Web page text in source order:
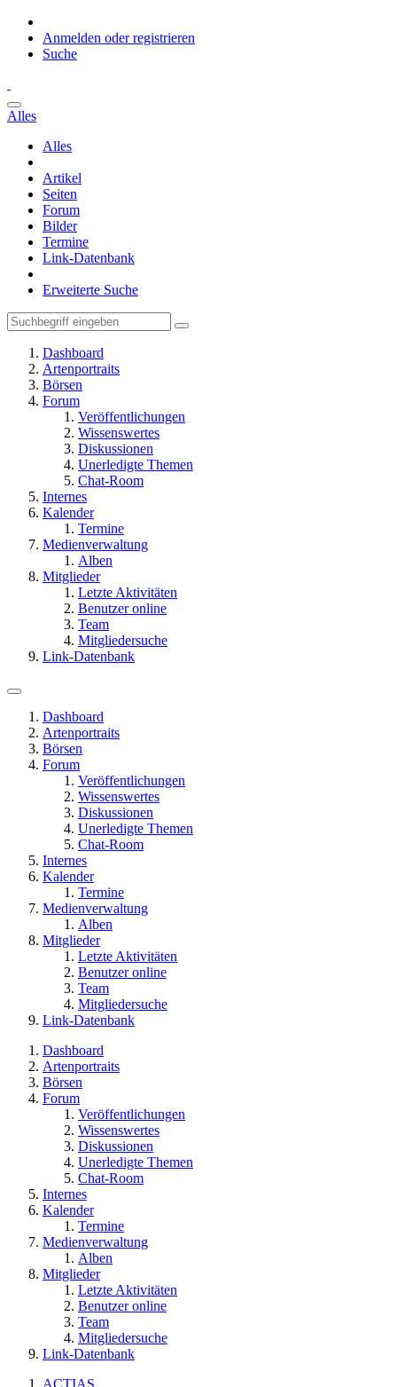
Anmelden oder registrieren
Suche
Alles
Alles
Artikel
Seiten
Forum
Bilder
Termine
Link-Datenbank
Erweiterte Suche
Dashboard
Artenportraits
Börsen
Forum
Veröffentlichungen
Wissenswertes
Diskussionen
Unerledigte Themen
Chat-Room
Internes
Kalender
Termine
Medienverwaltung
Alben
Mitglieder
Letzte Aktivitäten
Benutzer online
Team
Mitgliedersuche
Link-Datenbank
Dashboard
Artenportraits
Börsen
Forum
Veröffentlichungen
Wissenswertes
Diskussionen
Unerledigte Themen
Chat-Room
Internes
Kalender
Termine
Medienverwaltung
Alben
Mitglieder
Letzte Aktivitäten
Benutzer online
Team
Mitgliedersuche
Link-Datenbank
Dashboard
Artenportraits
Börsen
Forum
Veröffentlichungen
Wissenswertes
Diskussionen
Unerledigte Themen
Chat-Room
Internes
Kalender
Termine
Medienverwaltung
Alben
Mitglieder
Letzte Aktivitäten
Benutzer online
Team
Mitgliedersuche
Link-Datenbank
ACTIAS